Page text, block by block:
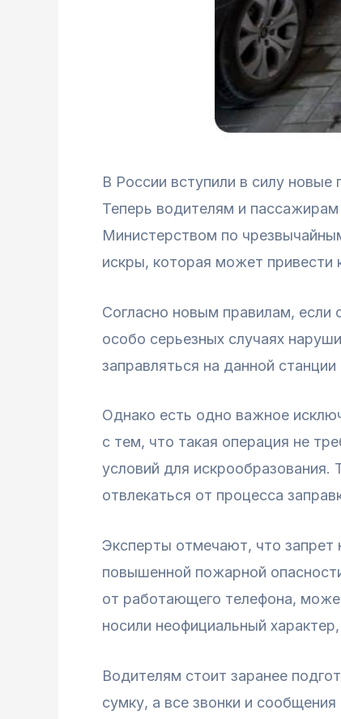
В России вступили в силу
Теперь водителям и
Министерством по
искры, которая может привести
Согласно новым правилам, если
особо серьезных случаях
заправляться на данной
Однако есть одно важное
с тем, что такая операция не
условий для
отвлекаться от процесса
Эксперты отмечают, что
повышенной пожарной
от работающего телефона,
носили неофициальный
Водителям стоит заранее
сумку, а все звонки и